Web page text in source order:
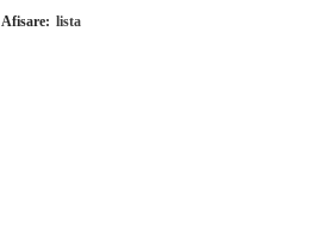
schimbarea structurii cristaline a carbonatului de calciu
Afisare: lista